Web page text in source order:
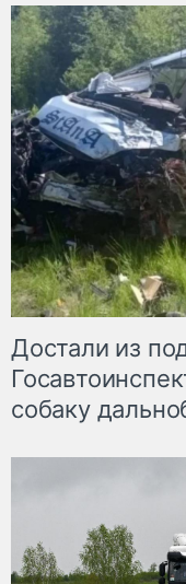
Достали из
собаку